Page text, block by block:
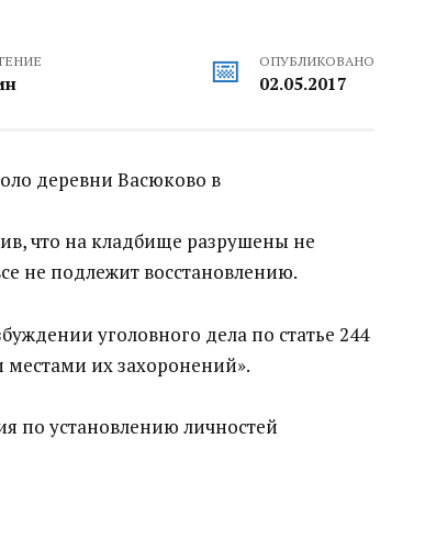
ОПУБЛИКОВАНО
02.05.2017
деревни Васюково в
что на кладбище разрушены не
не подлежит восстановлению.
уголовного дела по статье 244
их захоронений».
по установлению личностей